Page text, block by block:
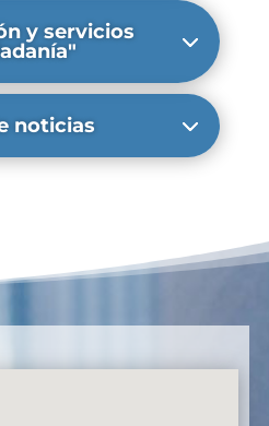
y servicios
noticias